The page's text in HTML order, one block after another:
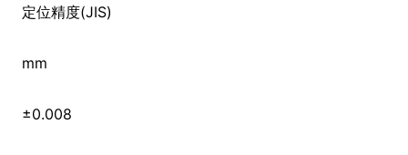
定位精度(JIS)
mm
±0.008